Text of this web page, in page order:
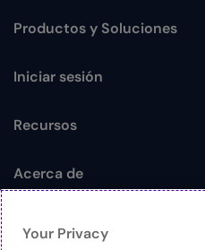
Toggle
Productos y Soluciones
Toggle
Iniciar sesión
Toggle
Recursos
Toggle
Acerca de
Your Privacy